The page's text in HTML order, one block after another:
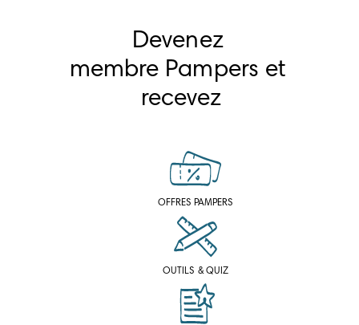
Devenez
membre Pampers et
recevez
OFFRES PAMPERS
OUTILS & QUIZ